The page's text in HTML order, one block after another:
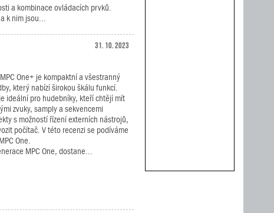
a kombinace ovládacích prvků.
k nim jsou...
31. 10. 2023
One+ je kompaktní a všestranný
který nabízí širokou škálu funkcí.
ideální pro hudebníky, kteří chtějí mít
zvuky, samply a sekvencemi
s možností řízení externích nástrojů,
počítač. V této recenzi se podíváme
One.
MPC One, dostane...